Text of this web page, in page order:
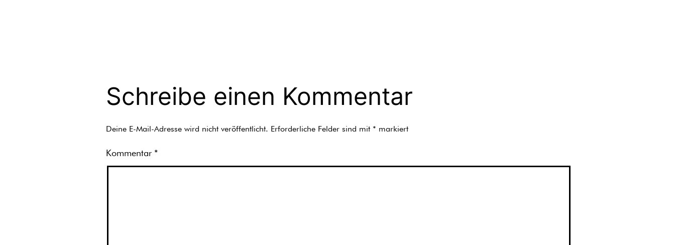
Schreibe einen Kommentar
Deine E-Mail-Adresse wird nicht veröffentlicht. Erforderliche Felder sind mit * markiert
Kommentar *